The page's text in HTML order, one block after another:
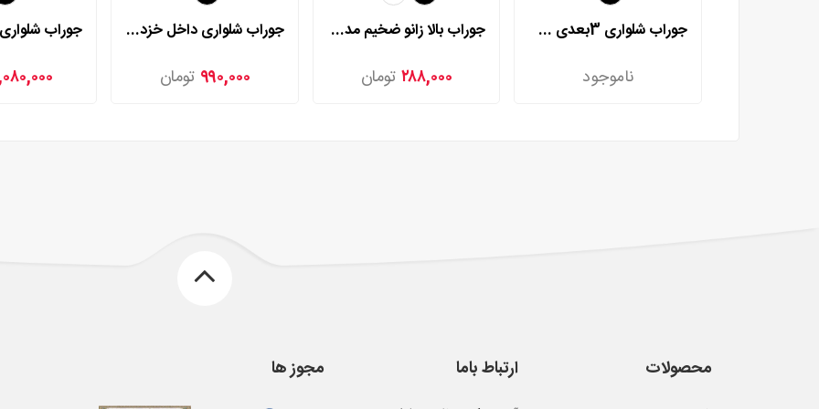
جوراب شلواری 3بعدی چهار فصل وارداتی مدل 553
ناموجود
جوراب بالا زانو ضخیم مدل 7165
۲۸۸,۰۰۰ تومان
جوراب شلواری داخل خزدار مدل 4428
۹۹۰,۰۰۰ تومان
محصولات ارتباط باما مجوز ها